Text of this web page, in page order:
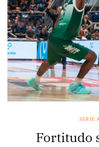
SERIE
Fortitudo